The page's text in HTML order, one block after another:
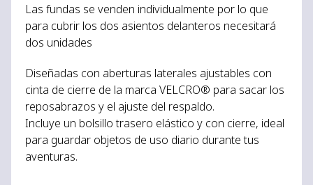
Las fundas se venden individualmente por lo que
para cubrir los dos asientos delanteros necesitará
dos unidades
Diseñadas con aberturas laterales ajustables con
cinta de cierre de la marca VELCRO® para sacar los
reposabrazos y el ajuste del respaldo.
Incluye un bolsillo trasero elástico y con cierre, ideal
para guardar objetos de uso diario durante tus
aventuras.